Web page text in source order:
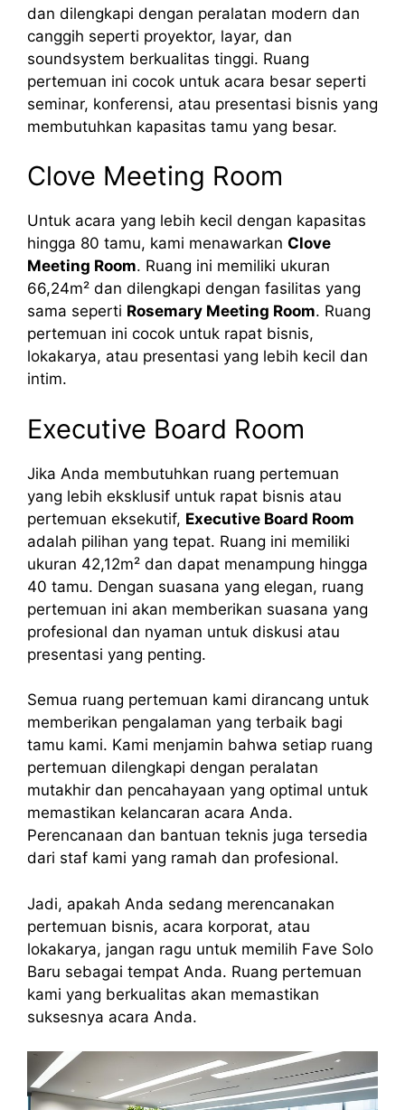
dan dilengkapi dengan peralatan modern dan
canggih seperti proyektor, layar, dan
soundsystem berkualitas tinggi. Ruang
pertemuan ini cocok untuk acara besar seperti
seminar, konferensi, atau presentasi bisnis yang
membutuhkan kapasitas tamu yang besar.
Clove Meeting Room
Untuk acara yang lebih kecil dengan kapasitas
hingga 80 tamu, kami menawarkan Clove
Meeting Room. Ruang ini memiliki ukuran
66,24m² dan dilengkapi dengan fasilitas yang
sama seperti Rosemary Meeting Room. Ruang
pertemuan ini cocok untuk rapat bisnis,
lokakarya, atau presentasi yang lebih kecil dan
intim.
Executive Board Room
Jika Anda membutuhkan ruang pertemuan
yang lebih eksklusif untuk rapat bisnis atau
pertemuan eksekutif, Executive Board Room
adalah pilihan yang tepat. Ruang ini memiliki
ukuran 42,12m² dan dapat menampung hingga
40 tamu. Dengan suasana yang elegan, ruang
pertemuan ini akan memberikan suasana yang
profesional dan nyaman untuk diskusi atau
presentasi yang penting.
Semua ruang pertemuan kami dirancang untuk
memberikan pengalaman yang terbaik bagi
tamu kami. Kami menjamin bahwa setiap ruang
pertemuan dilengkapi dengan peralatan
mutakhir dan pencahayaan yang optimal untuk
memastikan kelancaran acara Anda.
Perencanaan dan bantuan teknis juga tersedia
dari staf kami yang ramah dan profesional.
Jadi, apakah Anda sedang merencanakan
pertemuan bisnis, acara korporat, atau
lokakarya, jangan ragu untuk memilih Fave Solo
Baru sebagai tempat Anda. Ruang pertemuan
kami yang berkualitas akan memastikan
suksesnya acara Anda.